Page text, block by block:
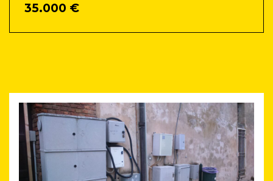
35.000 €